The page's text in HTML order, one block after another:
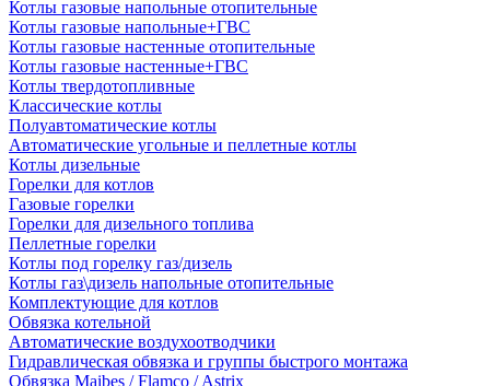
Котлы газовые напольные отопительные
Котлы газовые напольные+ГВС
Котлы газовые настенные отопительные
Котлы газовые настенные+ГВС
Котлы твердотопливные
Классические котлы
Полуавтоматические котлы
Автоматические угольные и пеллетные котлы
Котлы дизельные
Горелки для котлов
Газовые горелки
Горелки для дизельного топлива
Пеллетные горелки
Котлы под горелку газ/дизель
Котлы газ\дизель напольные отопительные
Комплектующие для котлов
Обвязка котельной
Автоматические воздухоотводчики
Гидравлическая обвязка и группы быстрого монтажа
Обвязка Maibes / Flamco / Astrix